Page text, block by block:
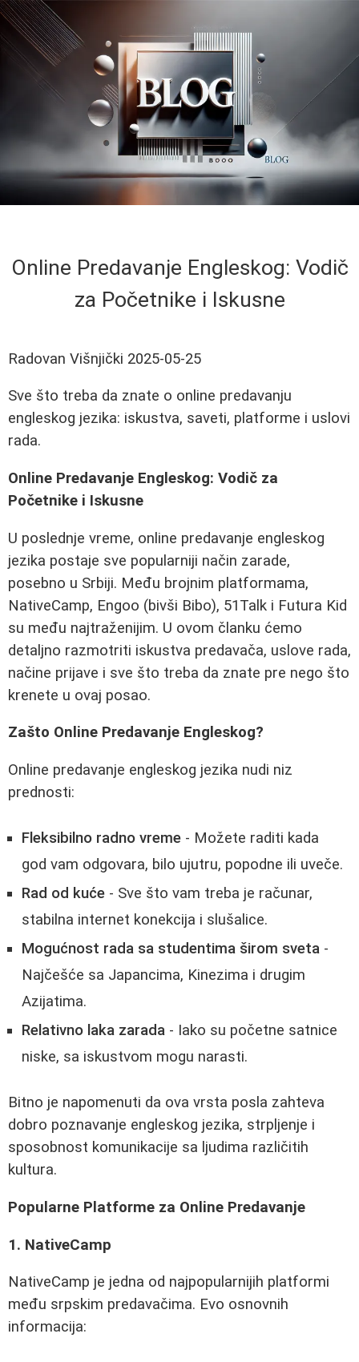
Online Predavanje Engleskog: Vodič
za Početnike i Iskusne
Radovan Višnjički 2025-05-25
Sve što treba da znate o online predavanju
engleskog jezika: iskustva, saveti, platforme i uslovi
rada.
Online Predavanje Engleskog: Vodič za
Početnike i Iskusne
U poslednje vreme, online predavanje engleskog
jezika postaje sve popularniji način zarade,
posebno u Srbiji. Među brojnim platformama,
NativeCamp, Engoo (bivši Bibo), 51Talk i Futura Kid
su među najtraženijim. U ovom članku ćemo
detaljno razmotriti iskustva predavača, uslove rada,
načine prijave i sve što treba da znate pre nego što
krenete u ovaj posao.
Zašto Online Predavanje Engleskog?
Online predavanje engleskog jezika nudi niz
prednosti:
Fleksibilno radno vreme - Možete raditi kada
god vam odgovara, bilo ujutru, popodne ili uveče.
Rad od kuće - Sve što vam treba je računar,
stabilna internet konekcija i slušalice.
Mogućnost rada sa studentima širom sveta -
Najčešće sa Japancima, Kinezima i drugim
Azijatima.
Relativno laka zarada - Iako su početne satnice
niske, sa iskustvom mogu narasti.
Bitno je napomenuti da ova vrsta posla zahteva
dobro poznavanje engleskog jezika, strpljenje i
sposobnost komunikacije sa ljudima različitih
kultura.
Popularne Platforme za Online Predavanje
1. NativeCamp
NativeCamp je jedna od najpopularnijih platformi
među srpskim predavačima. Evo osnovnih
informacija: